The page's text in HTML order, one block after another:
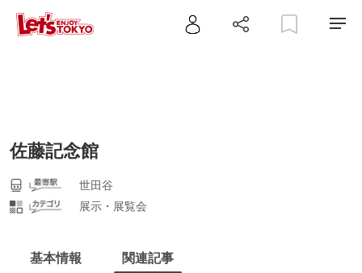
佐藤記念館
世田谷
展示・展覧会
基本情報 関連記事